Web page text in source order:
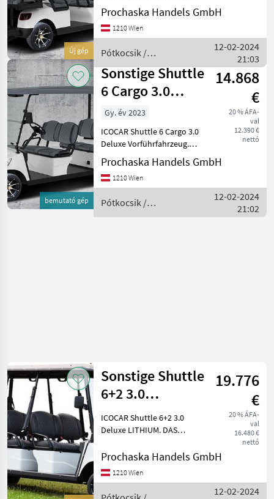
Új gép
Farbe Blau Metallic. DAS
Transportcar für Hotelliere,
Camping oder Freizeit.
überragende Ausstatt
Prochaska Handels GmbH
1210 Wien
Pótkocsik /
Sonstige
12-02-2024
21:03
bemutató gép
Sonstige Shuttle
6 Cargo 3.0
Vorführfahrzeug
14.868
€
20 % ÁFA-
val
12.390 €
nettó
Gy. év 2023
ICOCAR Shuttle 6 Cargo 3.0
Deluxe Vorführfahrzeug.
DAS Transportcar für
Hotelliere, Camping oder
Freizeit. Perfekte Technik
Ausstattung machen dieses
Prochaska Handels GmbH
1210 Wien
Pótkocsik /
Sonstige
12-02-2024
21:02
Sonstige Shuttle
6+2 3.0
"DeLuxe"
LITHIUM
19.776
€
20 % ÁFA-
val
16.480 €
nettó
ICOCAR Shuttle 6+2 3.0
Deluxe LITHIUM. DAS
Camping oder Freizeit.
überragende Ausstattung
Prochaska Handels GmbH
1210 Wien
12-02-2024